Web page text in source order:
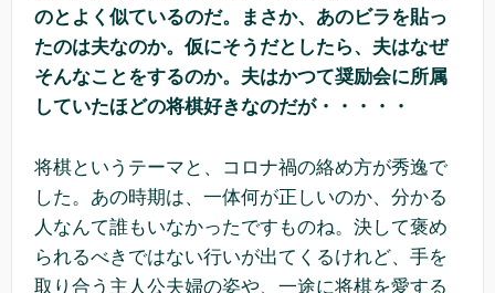
のとよく似ているのだ。まさか、あのビラを貼っ
たのは夫なのか。仮にそうだとしたら、夫はなぜ
そんなことをするのか。夫はかつて奨励会に所属
していたほどの将棋好きなのだが・・・・・
将棋というテーマと、コロナ禍の絡め方が秀逸で
した。あの時期は、一体何が正しいのか、分かる
人なんて誰もいなかったですものね。決して褒め
られるべきではない行いが出てくるけれど、手を
取り合う主人公夫婦の姿や、一途に将棋を愛する